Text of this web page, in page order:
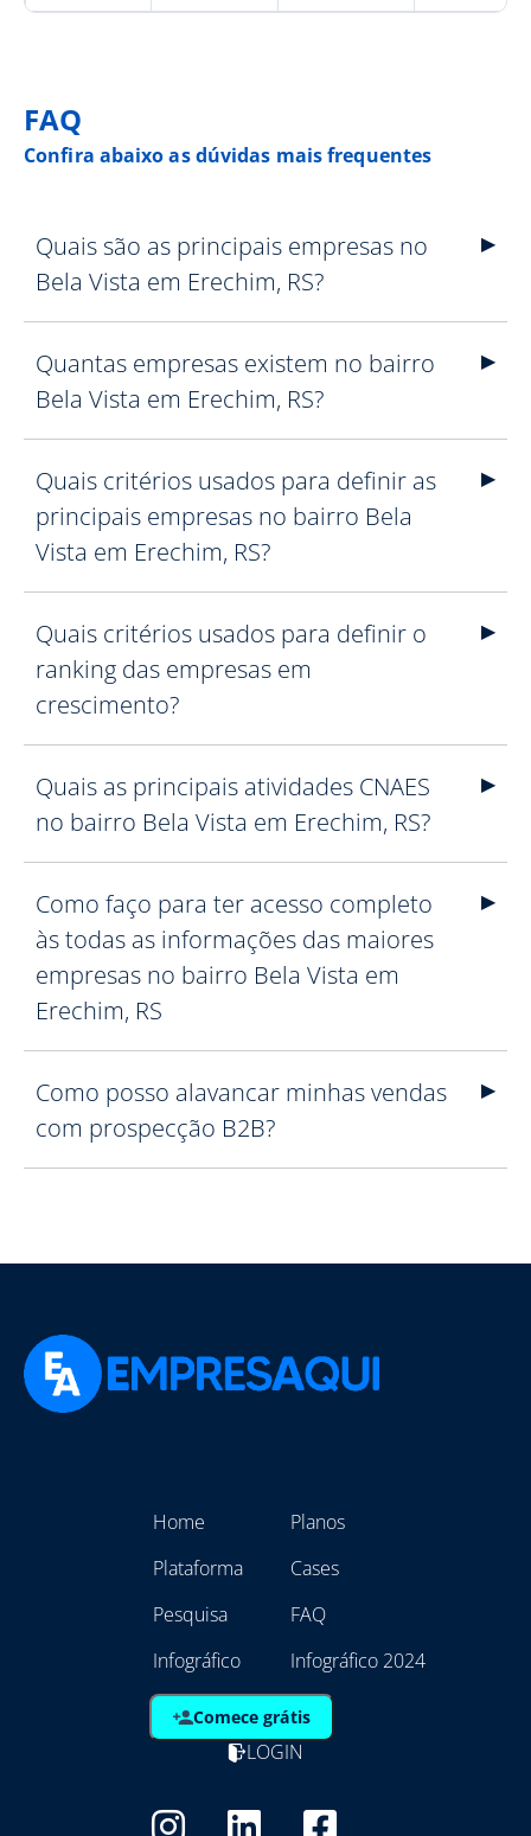
FAQ
Confira abaixo as dúvidas mais frequentes
Quais são as principais empresas no
Bela Vista em Erechim, RS?
Quantas empresas existem no bairro
Bela Vista em Erechim, RS?
Quais critérios usados para definir as
principais empresas no bairro Bela
Vista em Erechim, RS?
Quais critérios usados para definir o
ranking das empresas em
crescimento?
Quais as principais atividades CNAES
no bairro Bela Vista em Erechim, RS?
Como faço para ter acesso completo
às todas as informações das maiores
empresas no bairro Bela Vista em
Erechim, RS
Como posso alavancar minhas vendas
com prospecção B2B?
Home
Plataforma
Pesquisa
Infográfico
Planos
Cases
FAQ
Infográfico 2024
Comece grátis
LOGIN